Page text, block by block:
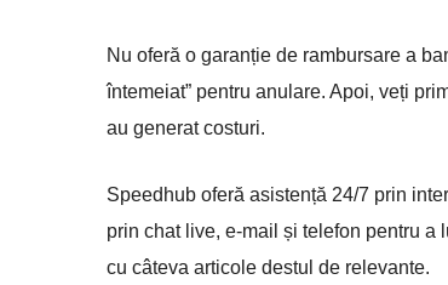
Nu oferă o garanție de rambursare a
întemeiat” pentru anulare. Apoi, veți
au generat costuri.
Speedhub oferă asistență 24/7 prin
prin chat live, e-mail și telefon pentru
cu câteva articole destul de relevante.